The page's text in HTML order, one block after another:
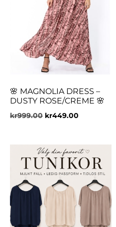
🌸 MAGNOLIA DRESS –
DUSTY ROSE/CREME 🌸
kr999.00 kr449.00